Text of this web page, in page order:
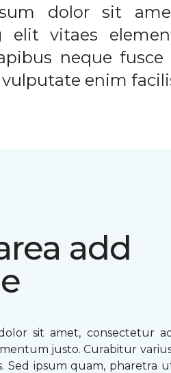
dolor sit
elit vitaes
neque fusce
enim
add
sit amet, consectetur
justo. Curabitur
Sed ipsum quam, pharetra